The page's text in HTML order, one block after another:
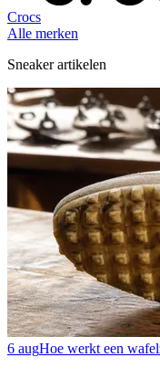
Crocs
Alle merken
Sneaker artikelen
6 augHoe werkt een